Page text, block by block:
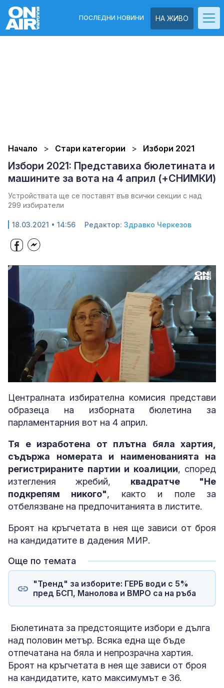
НА ЖИВО
ПОСЛЕДНИ НОВИНИ
Начало Стари категории Избори 2021
Избори 2021: Представиха бюлетината и
машините за вота на 4 април (+СНИМКИ)
Устройствата ще се поставят във всички секции с над
299 избиратели
18.03.2021 • 14:56 Редактор: Здравко Черкезов
Unmute
Централната избирателна комисия представи
образеца на изборната бюлетина за
парламентарния вот на 4 април.
Тя е изработена от плътна бяла хартия,
съдържа номерата и наименованията на
регистрираните партии и коалиции, според
изтегления жребий, квадратче "Не
подкрепям никого", както и поле за
отбелязване на предпочитанията в листите.
Броят на кръгчетата в нея ще зависи от броя
на кандидатите в дадения МИР.
Още по темата
"Тренд" за изборите: ГЕРБ води с 5%
пред БСП, Манолова и ВМРО са на ръба
Бюлетината за предстоящите избори е дълга
над половин метър. Всяка една ще бъде
отпечатана на бяла и непрозрачна хартия.
Броят на кръгчетата в нея ще зависи от броя
на кандидатите, като максимумът е 36.